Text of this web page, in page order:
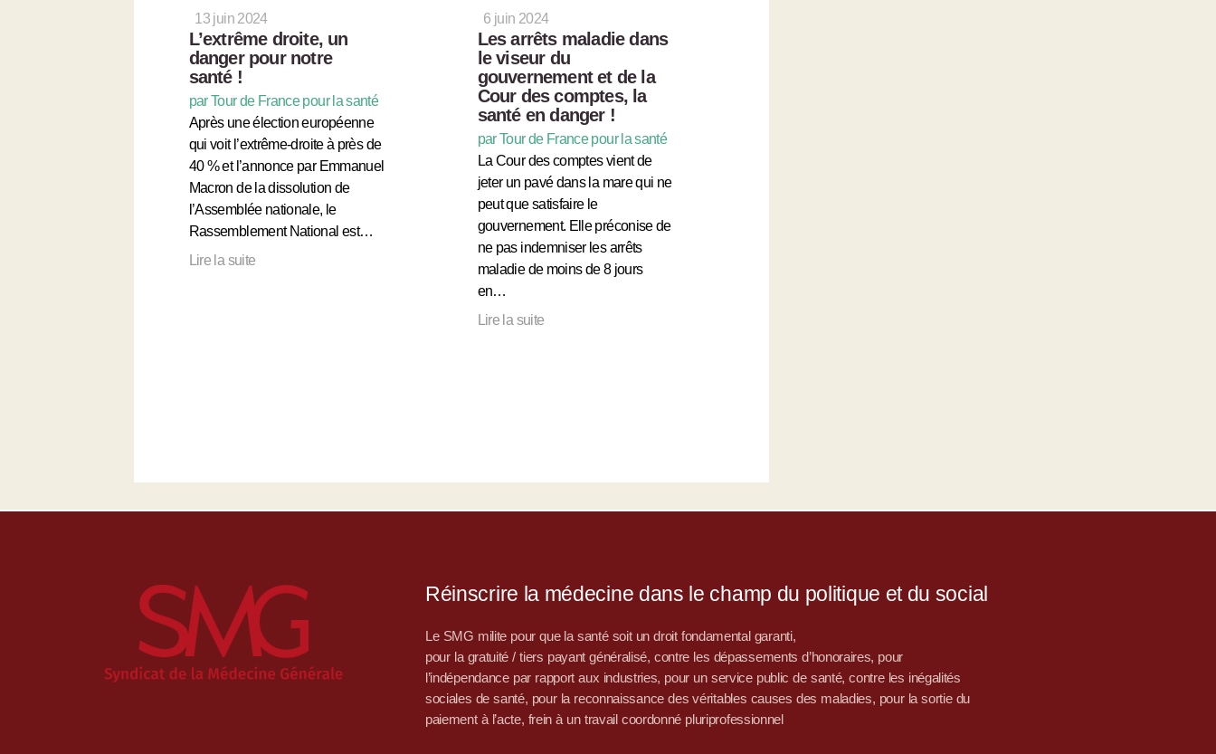
13 juin 2024
L’extrême droite, un
danger pour notre
santé !
par Tour de France pour la santé
Après une élection européenne
qui voit l’extrême-droite à près de
40 % et l’annonce par Emmanuel
Macron de la dissolution de
l’Assemblée nationale, le
Rassemblement National est…
Lire la suite
6 juin 2024
Les arrêts maladie dans
le viseur du
gouvernement et de la
Cour des comptes, la
santé en danger !
par Tour de France pour la santé
La Cour des comptes vient de
jeter un pavé dans la mare qui ne
peut que satisfaire le
gouvernement. Elle préconise de
ne pas indemniser les arrêts
maladie de moins de 8 jours
en…
Lire la suite
Réinscrire la médecine dans le champ du politique et du social
Le SMG milite pour que la santé soit un droit fondamental garanti,
pour la gratuité / tiers payant généralisé, contre les dépassements d’honoraires, pour
l’indépendance par rapport aux industries, pour un service public de santé, contre les inégalités
sociales de santé, pour la reconnaissance des véritables causes des maladies, pour la sortie du
paiement à l’acte, frein à un travail coordonné pluriprofessionnel